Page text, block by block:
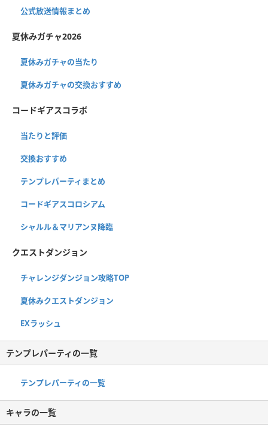
公式放送情報まとめ
夏休みガチャ2026
夏休みガチャの当たり
夏休みガチャの交換おすすめ
コードギアスコラボ
当たりと評価
交換おすすめ
テンプレパーティまとめ
コードギアスコロシアム
シャルル＆マリアンヌ降臨
クエストダンジョン
チャレンジダンジョン攻略TOP
夏休みクエストダンジョン
EXラッシュ
テンプレパーティの一覧
テンプレパーティの一覧
キャラの一覧